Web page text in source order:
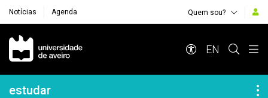
Notícias Agenda Quem sou?
Navegação Principal
EN
Navegação Lateral
estudar